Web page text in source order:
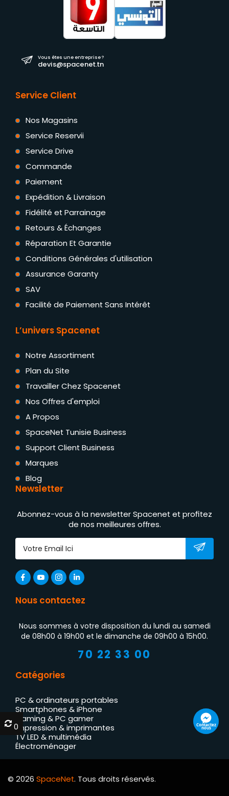
Vous êtes une entreprise ?
devis@spacenet.tn
Service Client
Nos Magasins
Service Reservii
Service Drive
Commande
Paiement
Expédition & Livraison
Fidélité et Parrainage
Retours & Échanges
Réparation Et Garantie
Conditions Générales d'utilisation
Assurance Garanty
SAV
Facilité de Paiement Sans Intérêt
L’univers Spacenet
Notre Assortiment
Plan du Site
Travailler Chez Spacenet
Nos Offres d'emploi
A Propos
SpaceNet Tunisie Business
Support Client Business
Marques
Blog
Newsletter
Abonnez-vous à la newsletter Spacenet et profitez
de nos meilleures offres.
Nous contactez
Nous sommes à votre disposition du lundi au samedi
de 08h00 à 19h00 et le dimanche de 09h00 à 15h00.
70 22 33 00
Catégories
PC & ordinateurs portables
Smartphones & iPhone
Gaming & PC gamer
Impression & imprimantes
TV LED & multimédia
Électroménager
© 2026 SpaceNet. Tous droits réservés.
Contactez
nous
0
0